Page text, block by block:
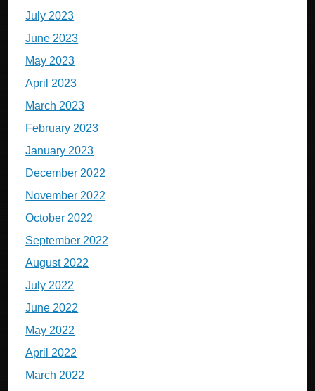
July 2023
June 2023
May 2023
April 2023
March 2023
February 2023
January 2023
December 2022
November 2022
October 2022
September 2022
August 2022
July 2022
June 2022
May 2022
April 2022
March 2022